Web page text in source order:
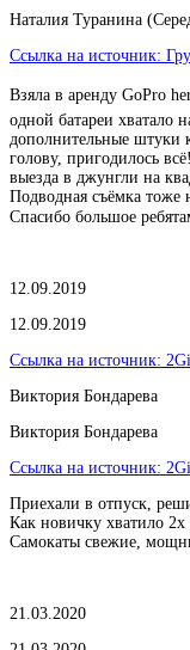
Наталия Туранина
Ссылка на источник:
Взяла в аренду GoPro
одной батареи хватало
дополнительные штуки
голову, пригодилось
выезда в джунгли на
Подводная съёмка тоже
Спасибо большое
12.09.2019
12.09.2019
Ссылка на источник:
Виктория Бондарева
Виктория Бондарева
Ссылка на источник:
Приехали в отпуск,
Как новичку хватило
Самокаты свежие,
21.03.2020